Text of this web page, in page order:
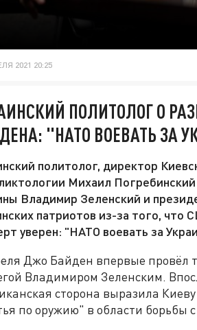
2021 20:25
ПОЛИТОЛОГ О
"НАТО ВОЕВАТЬ ЗА
политолог, директор
Михаил
Владимир Зеленский и
патриотов из-за того,
уверен: "НАТО воевать за
Джо Байден впервые провёл
Владимиром Зеленским.
сторона выразила
по оружию" в области борьбы